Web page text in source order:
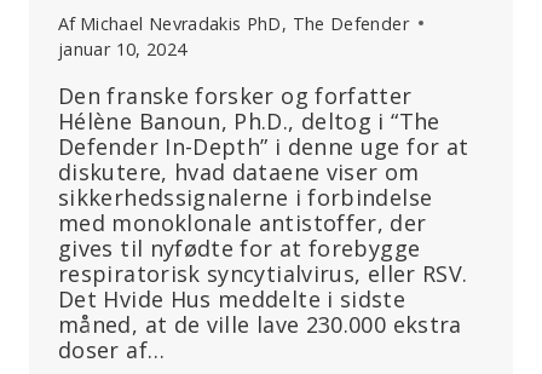
Af Michael Nevradakis PhD, The Defender
januar 10, 2024
Den franske forsker og forfatter
Hélène Banoun, Ph.D., deltog i “The
Defender In-Depth” i denne uge for at
diskutere, hvad dataene viser om
sikkerhedssignalerne i forbindelse
med monoklonale antistoffer, der
gives til nyfødte for at forebygge
respiratorisk syncytialvirus, eller RSV.
Det Hvide Hus meddelte i sidste
måned, at de ville lave 230.000 ekstra
doser af…